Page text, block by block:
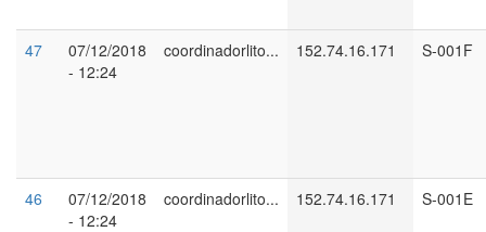
47
07/12/2018
- 12:24
coordinadorlito... 152.74.16.171 S-001F
46
07/12/2018
- 12:24
coordinadorlito... 152.74.16.171 S-001E